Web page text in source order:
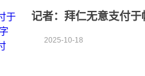
记者：拜仁无意支付
2025-10-18